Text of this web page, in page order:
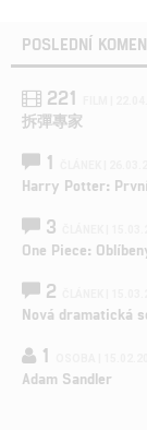
POSLEDNÍ
221
拆彈專家
1
Harry Potter:
3
One Piece:
2
Nová dramatická
1
Adam Sandler